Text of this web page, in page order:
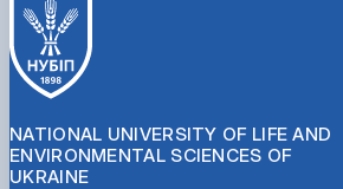
NATIONAL UNIVERSITY OF LIFE AND
ENVIRONMENTAL SCIENCES OF
UKRAINE